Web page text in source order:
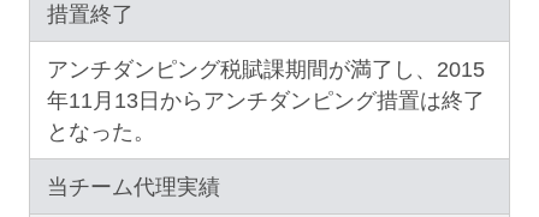
措置終了
アンチダンピング税賦課期間が満了し、2015
年11月13日からアンチダンピング措置は終了
となった。
当チーム代理実績